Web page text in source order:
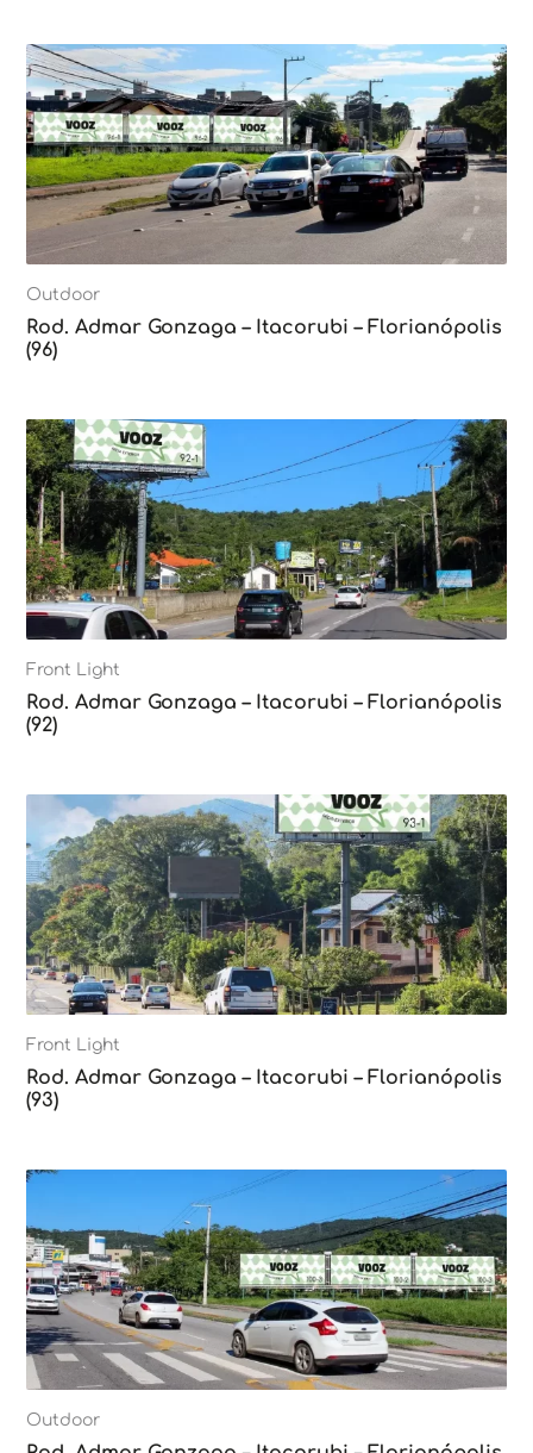
Outdoor
Rod. Admar Gonzaga – Itacorubi – Florianópolis
(96)
Front Light
Rod. Admar Gonzaga – Itacorubi – Florianópolis
(92)
Front Light
Rod. Admar Gonzaga – Itacorubi – Florianópolis
(93)
Outdoor